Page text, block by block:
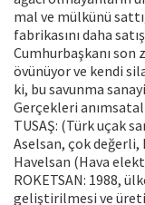
mal ve mülkünü
fabrikasını daha
Cumhurbaşkanı son
övünüyor ve kendi
ki, bu savunma
Gerçekleri
TUSAŞ: (Türk uçak
Aselsan, çok değerli,
Havelsan (Hava
ROKETSAN: 1988,
geliştirilmesi ve